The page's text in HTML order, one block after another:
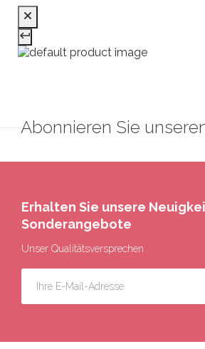
Abonnieren Sie
Erhalten Sie unsere
Sonderangebote
Unser Qualitätsversprechen